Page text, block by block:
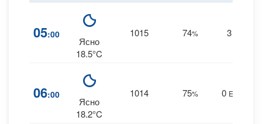
05:00
Ясно
18.5°C
1015 74% 3
06:00
Ясно
18.2°C
1014 75% 0 ENE